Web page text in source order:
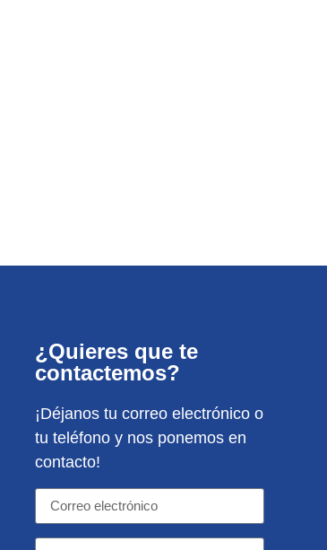
¿Quieres que te
contactemos?
¡Déjanos tu correo electrónico o
tu teléfono y nos ponemos en
contacto!